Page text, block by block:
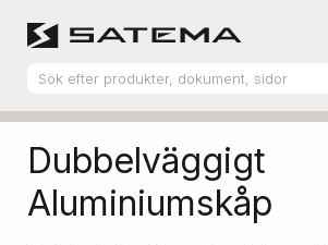
Produktsortiment
Dubbelväggigt
Aluminiumskåp